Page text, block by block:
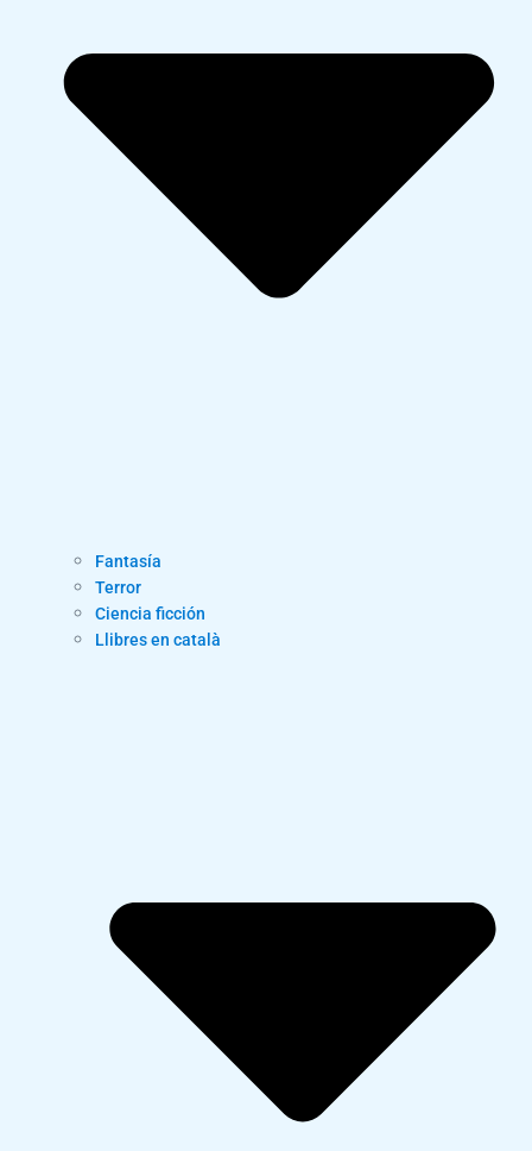
Fantasía
Terror
Ciencia ficción
Llibres en català